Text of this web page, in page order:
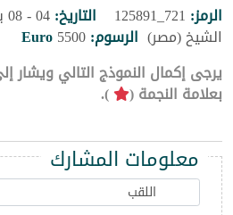
الرمز:
التاريخ:
الشيخ (مصر) الرسوم:5500
Euro
يرجى إكمال النموذج التالي ويشار
بعلامة النجمة ( ).
معلومات المشارك